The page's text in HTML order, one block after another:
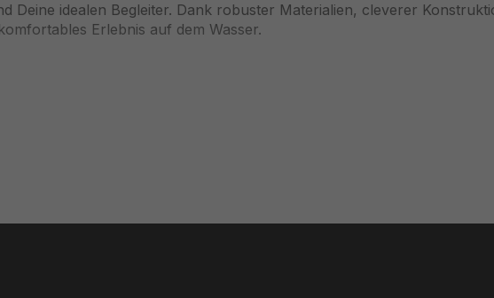
Deine idealen Begleiter. Dank robuster Materialien, cleverer
Erlebnis auf dem Wasser.
Begleiter für Familienausflüge und Freizeitabenteuer – mit